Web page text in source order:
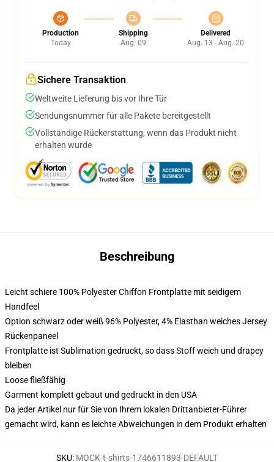
Production
Today
Shipping
Aug. 09
Delivered
Aug. 13 - Aug. 20
Sichere Transaktion
Weltweite Lieferung bis vor Ihre Tür
Sendungsnummer für alle Pakete bereitgestellt
Vollständige Rückerstattung, wenn das Produkt nicht
erhalten wurde
Beschreibung
Leicht schiere 100% Polyester Chiffon Frontplatte mit seidigem
Handfeel
Option schwarz oder weiß 96% Polyester, 4% Elasthan weiches Jersey
Rückenpaneel
Frontplatte ist Sublimation gedruckt, so dass Stoff weich und drapey
bleiben
Loose fließfähig
Garment komplett gebaut und gedruckt in den USA
Da jeder Artikel nur für Sie von Ihrem lokalen Drittanbieter-Führer
gemacht wird, kann es leichte Abweichungen in dem Produkt erhalten
SKU: MOCK-t-shirts-1746611893-DEFAULT